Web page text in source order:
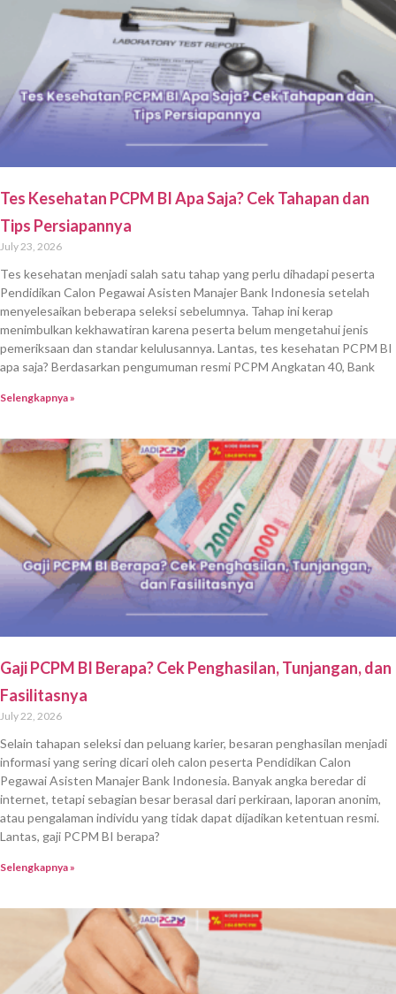
Tes Kesehatan PCPM BI Apa Saja? Cek Tahapan dan
Tips Persiapannya
July 23, 2026
Tes kesehatan menjadi salah satu tahap yang perlu dihadapi peserta
Pendidikan Calon Pegawai Asisten Manajer Bank Indonesia setelah
menyelesaikan beberapa seleksi sebelumnya. Tahap ini kerap
menimbulkan kekhawatiran karena peserta belum mengetahui jenis
pemeriksaan dan standar kelulusannya. Lantas, tes kesehatan PCPM BI
apa saja? Berdasarkan pengumuman resmi PCPM Angkatan 40, Bank
Selengkapnya »
Gaji PCPM BI Berapa? Cek Penghasilan, Tunjangan, dan
Fasilitasnya
July 22, 2026
Selain tahapan seleksi dan peluang karier, besaran penghasilan menjadi
informasi yang sering dicari oleh calon peserta Pendidikan Calon
Pegawai Asisten Manajer Bank Indonesia. Banyak angka beredar di
internet, tetapi sebagian besar berasal dari perkiraan, laporan anonim,
atau pengalaman individu yang tidak dapat dijadikan ketentuan resmi.
Lantas, gaji PCPM BI berapa?
Selengkapnya »